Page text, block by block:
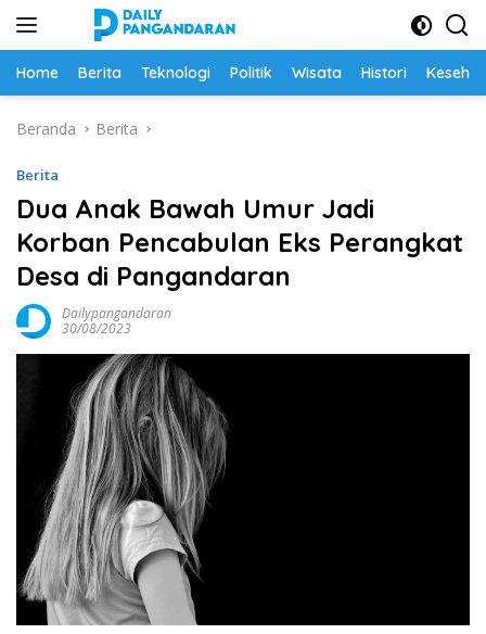
Home Berita Teknologi Politik Wisata Histori
Beranda Berita
Berita
Dua Anak Bawah Umur Jadi
Korban Pencabulan Eks Perangkat
Desa di Pangandaran
Dailypangandaran
30/08/2023